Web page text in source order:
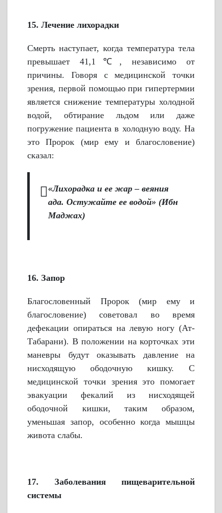
15. Лечение лихорадки
Смерть наступает, когда температура тела
превышает 41,1℃, независимо от
причины. Говоря с медицинской точки
зрения, первой помощью при гипертермии
является снижение температуры холодной
водой, обтирание льдом или даже
погружение пациента в холодную воду. На
это Пророк (мир ему и благословение)
сказал:
«Лихорадка и ее жар – веяния
ада. Остужайте ее водой» (Ибн
Маджах)
16. Запор
Благословенный Пророк (мир ему и
благословение) советовал во время
дефекации опираться на левую ногу (Ат-
Табарани). В положении на корточках эти
маневры будут оказывать давление на
нисходящую ободочную кишку. С
медицинской точки зрения это помогает
эвакуации фекалий из нисходящей
ободочной кишки, таким образом,
уменьшая запор, особенно когда мышцы
живота слабы.
17. Заболевания пищеварительной
системы